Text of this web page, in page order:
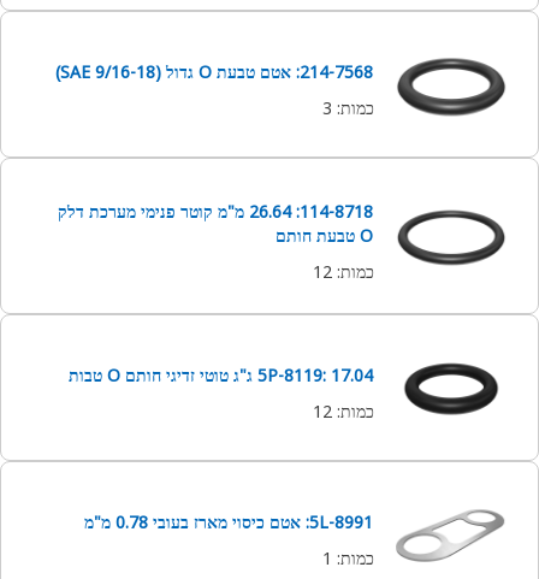
214-7568: אטם טבעת O גדול (SAE 9/16-18)
כמות:
3
114-8718: 26.64 מ"מ קוטר פנימי מערכת דלק
כמות:
12
5P-8119: 17.04 ג"ג טוטי זדיגי חותם O טבות
כמות:
12
5L-8991: אטם כיסוי מארז בעובי 0.78 מ"מ
כמות:
1